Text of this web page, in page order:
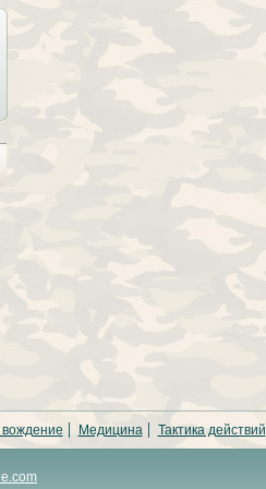
Медицина Тактика действий